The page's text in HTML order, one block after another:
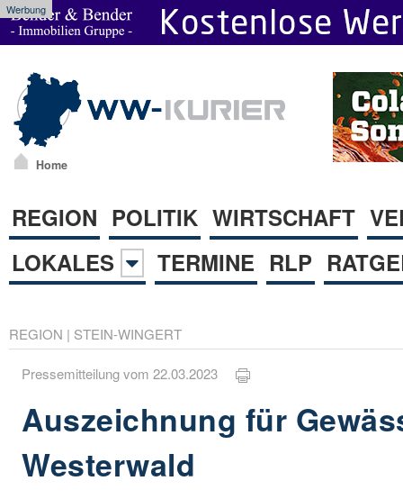
Werbung
Home
REGION POLITIK WIRTSCHAFT
LOKALES
TERMINE RLP
REGION | STEIN-WINGERT
Pressemitteilung vom 22.03.2023
Auszeichnung für
Westerwald